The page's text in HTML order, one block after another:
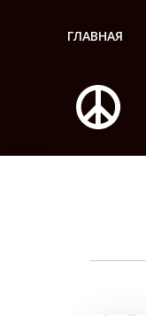
ГЛАВНАЯ